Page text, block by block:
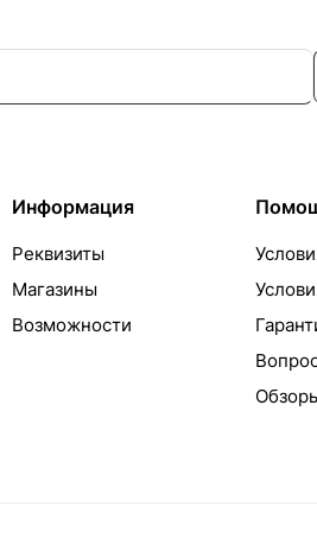
Информация
Реквизиты
Магазины
Возможности